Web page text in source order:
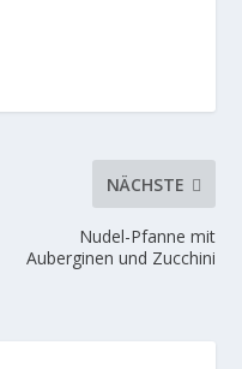
NÄCHSTE
Nudel-Pfanne mit
Auberginen und Zucchini